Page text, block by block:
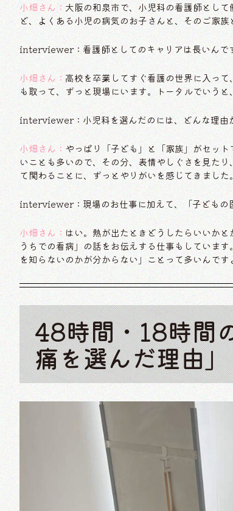
小畑さん： 大阪の和泉市で、小児科の看護師とし
ど、よくある小児の病気のお子さんと、そのご家族
interviewer：看護師としてのキャリアは長いんで
小畑さん： 高校を卒業してすぐ看護の世界に入っ
も取って、ずっと現場にいます。トータルでいうと
interviewer：小児科を選んだのには、どんな理由
小畑さん： やっぱり「子ども」と「家族」がセッ
いことも多いので、その分、表情やしぐさを見た
て関わることに、ずっとやりがいを感じてきました。
interviewer：現場のお仕事に加えて、「子どもの
小畑さん： はい。熱が出たときどうしたらいいか
うちでの看病」の話をお伝えする仕事もしていま
を知らないのかが分からない」ことって多いんで
48時間・18時間
痛を選んだ理由」